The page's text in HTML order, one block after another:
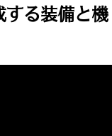
する装備と機